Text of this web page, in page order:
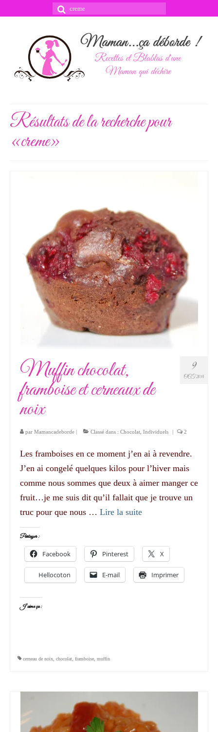
Rechercher
Résultats de la recherche pour
«creme»
9
OCT 2014
Muffin chocolat,
framboise et cerneaux de
noix
par Mamancadeborde | Classé dans : Chocolat Individuels | 2
Les framboises en ce moment j’en ai à revendre.
J’en ai congelé quelques kilos pour l’hiver mais
comme nous sommes que deux à aimer manger ce
fruit…je me suis dit qu’il fallait que je trouve un
truc pour que nous … Lire la suite­­
Partager :
Facebook Pinterest X
Hellocoton E-mail Imprimer
J’aime ça :
cerneau de noix chocolat framboise muffin